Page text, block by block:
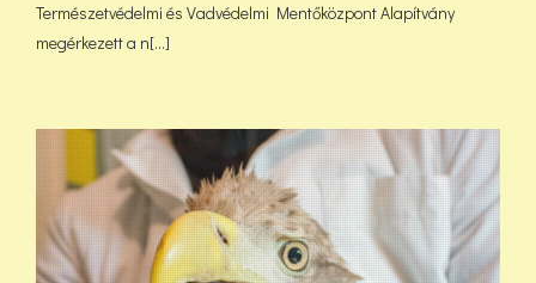
Természetvédelmi és Vadvédelmi Mentőközpont Alapítvány
megérkezett a n[...]